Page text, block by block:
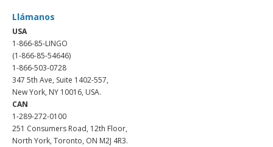
Llámanos
USA
1-866-85-LINGO
(1-866-85-54646)
1-866-503-0728
347 5th Ave, Suite 1402-557,
New York, NY 10016, USA.
CAN
1-289-272-0100
251 Consumers Road, 12th Floor,
North York, Toronto, ON M2J 4R3.